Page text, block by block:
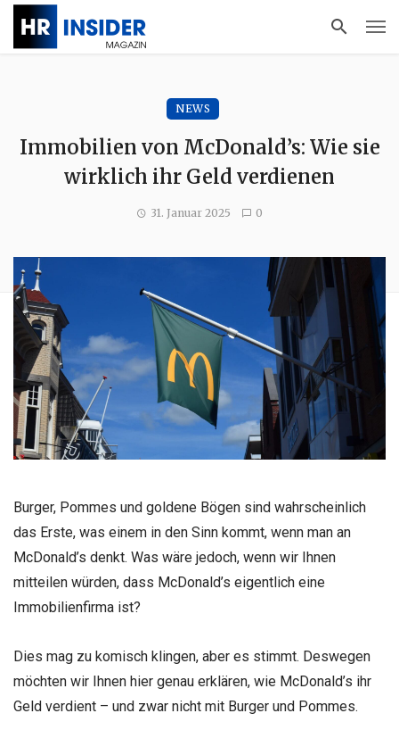
NEWS
Immobilien von McDonald’s: Wie sie
wirklich ihr Geld verdienen
31. Januar 2025 0
Burger, Pommes und goldene Bögen sind wahrscheinlich
das Erste, was einem in den Sinn kommt, wenn man an
McDonald’s denkt. Was wäre jedoch, wenn wir Ihnen
mitteilen würden, dass McDonald’s eigentlich eine
Immobilienfirma ist?
Dies mag zu komisch klingen, aber es stimmt. Deswegen
möchten wir Ihnen hier genau erklären, wie McDonald’s ihr
Geld verdient – und zwar nicht mit Burger und Pommes.